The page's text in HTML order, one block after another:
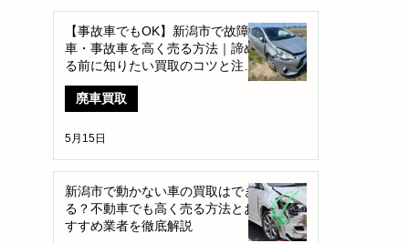
【事故車でもOK】新潟市で故障
車・事故車を高く売る方法｜諦め
る前に知りたい買取のコツと注意
点
廃車買取
5月15日
新潟市で動かない車の買取はでき
る？不動車でも高く売る方法とお
すすめ業者を徹底解説